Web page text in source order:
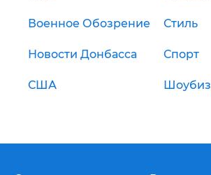
Военное Обозрение Стиль
Новости Донбасса Спорт
США Шоубиз